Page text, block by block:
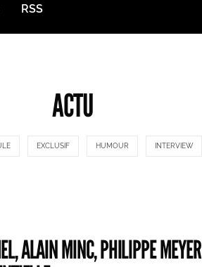
RSS
ACTU
EXCLUSIF HUMOUR INTERVIEW
ALAIN MINC, PHILIPPE MEYER